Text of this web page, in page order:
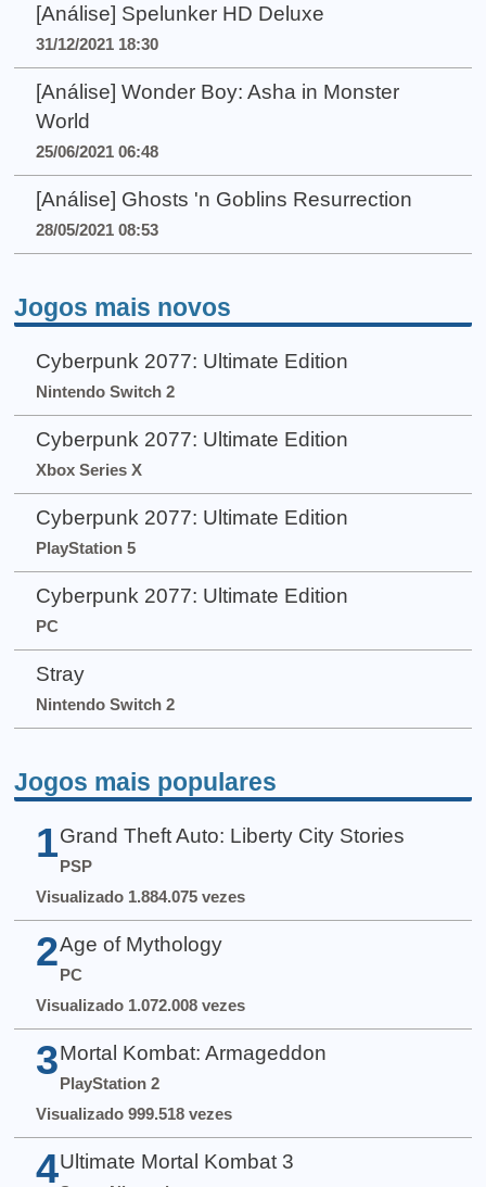
[Análise] Spelunker HD Deluxe
31/12/2021 18:30
[Análise] Wonder Boy: Asha in Monster
World
25/06/2021 06:48
[Análise] Ghosts 'n Goblins Resurrection
28/05/2021 08:53
Jogos mais novos
Cyberpunk 2077: Ultimate Edition
Nintendo Switch 2
Cyberpunk 2077: Ultimate Edition
Xbox Series X
Cyberpunk 2077: Ultimate Edition
PlayStation 5
Cyberpunk 2077: Ultimate Edition
PC
Stray
Nintendo Switch 2
Jogos mais populares
1 Grand Theft Auto: Liberty City Stories
PSP
Visualizado 1.884.075 vezes
2 Age of Mythology
PC
Visualizado 1.072.008 vezes
3 Mortal Kombat: Armageddon
PlayStation 2
Visualizado 999.518 vezes
4 Ultimate Mortal Kombat 3